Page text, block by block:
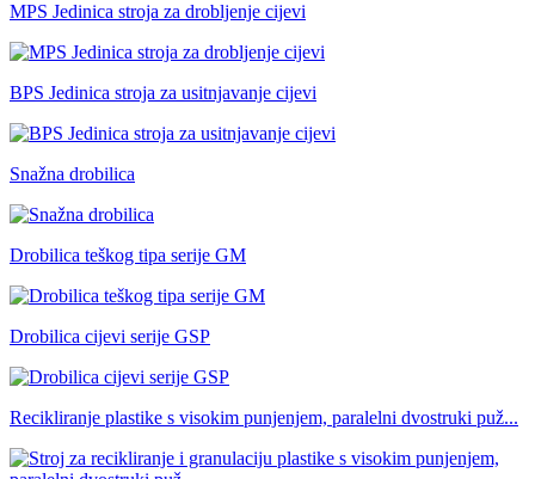
MPS Jedinica stroja za drobljenje cijevi
BPS Jedinica stroja za usitnjavanje cijevi
Snažna drobilica
Drobilica teškog tipa serije GM
Drobilica cijevi serije GSP
Recikliranje plastike s visokim punjenjem, paralelni dvostruki puž...